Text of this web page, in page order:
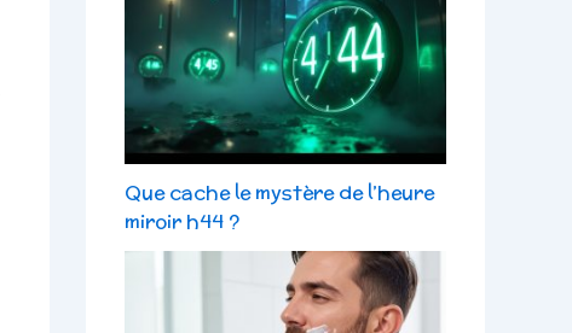
Que cache le mystère de l’heure
miroir h44 ?